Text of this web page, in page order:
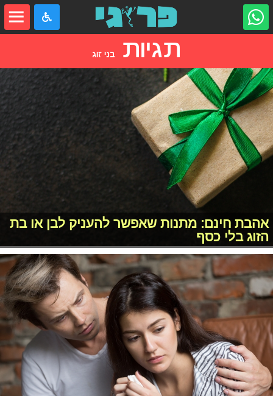
תגיות בני זוג
אהבת חינם: מתנות שאפשר להעניק לבן או בת
הזוג בלי כסף